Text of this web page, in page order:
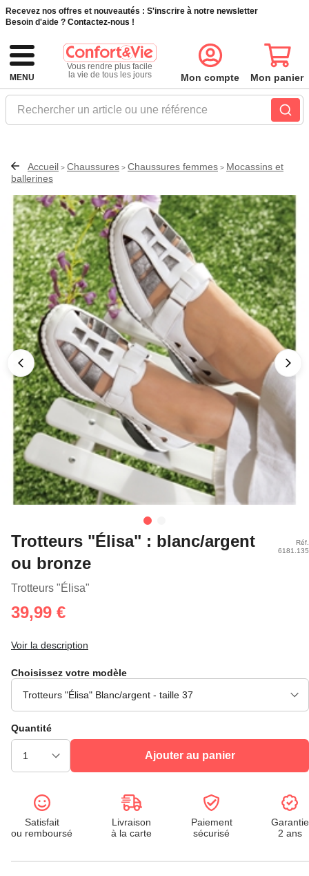
Recevez nos offres et nouveautés : S'inscrire à notre newsletter
Besoin d'aide ? Contactez-nous !
MENU
Vous rendre plus facile
la vie de tous les jours
Rechercher un article ou une référence
Mon compte Mon panier
Accueil > Chaussures > Chaussures femmes > Mocassins et
ballerines
Trotteurs "Élisa" : blanc/argent
ou bronze
Trotteurs "Élisa"
Réf.
6181.135
39,99 €
Voir la description
Choisissez votre modèle
Quantité
Ajouter au panier
Satisfait
ou remboursé
Livraison
à la carte
Paiement
sécurisé
Garantie
2 ans